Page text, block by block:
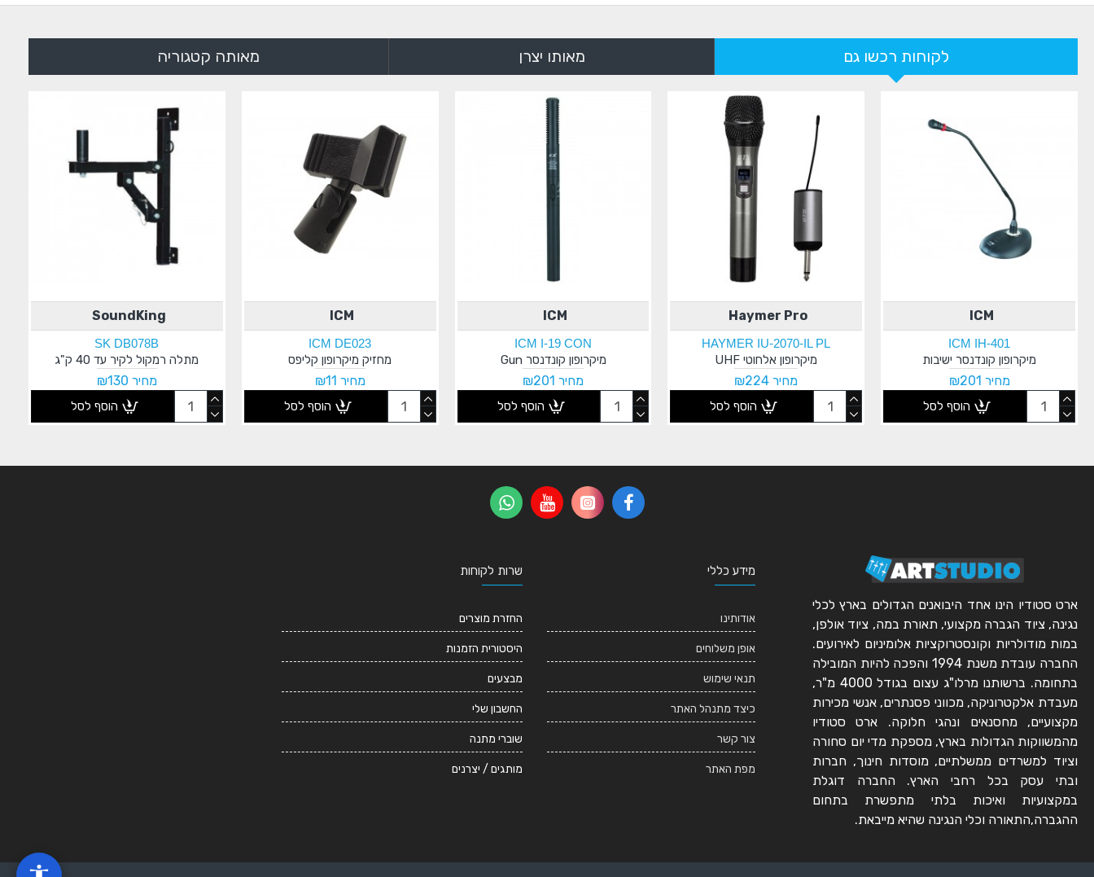
לקוחות רכשו גם מאותו יצרן מאותה קטגוריה
ICM
ICM IH-401
מיקרופון קונדנסר ישיבות
מחיר ₪201
הוסף לסל
Haymer Pro
HAYMER IU-2070-IL PL
מיקרופון אלחוטי UHF
מחיר ₪224
הוסף לסל
ICM
ICM I-19 CON
מיקרופון קונדנסר Gun
מחיר ₪201
הוסף לסל
ICM
ICM DE023
מחזיק מיקרופון קליפס
מחיר ₪11
הוסף לסל
SoundKing
SK DB078B
מתלה רמקול לקיר עד 40 ק"ג
מחיר ₪130
הוסף לסל
ארט סטודיו הינו אחד היבואנים הגדולים בארץ לכלי
נגינה, ציוד הגברה מקצועי, תאורת במה, ציוד אולפן,
במות מודולריות וקונסטרוקציות אלומיניום לאירועים.
החברה עובדת משנת 1994 והפכה להיות המובילה
בתחומה. ברשותנו מרלו"ג עצום בגודל 4000 מ"ר,
מעבדת אלקטרוניקה, מכווני פסנתרים, אנשי מכירות
מקצועיים, מחסנאים ונהגי חלוקה. ארט סטודיו
מהמשווקות הגדולות בארץ, מספקת מדי יום סחורה
וציוד למשרדים ממשלתיים, מוסדות חינוך, חברות
ובתי עסק בכל רחבי הארץ. החברה דוגלת
במקצועיות ואיכות בלתי מתפשרת בתחום
ההגברה,התאורה וכלי הנגינה שהיא מייבאת.
מידע כללי
אודותינו
אופן משלוחים
תנאי שימוש
כיצד מתנהל האתר
צור קשר
מפת האתר
שרות לקוחות
החזרת מוצרים
היסטורית הזמנות
מבצעים
החשבון שלי
שוברי מתנה
מותגים / יצרנים